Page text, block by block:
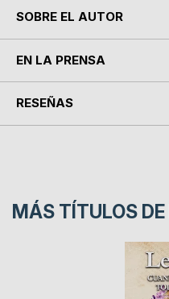
SOBRE EL AUTOR
EN LA PRENSA
RESEÑAS
MÁS TÍTULOS DE